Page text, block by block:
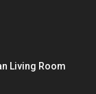
Living Room